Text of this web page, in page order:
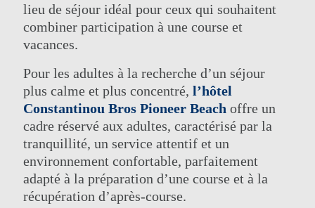
lieu de séjour idéal pour ceux qui souhaitent
combiner participation à une course et
vacances.
Pour les adultes à la recherche d’un séjour
plus calme et plus concentré, l’hôtel
Constantinou Bros Pioneer Beach offre un
cadre réservé aux adultes, caractérisé par la
tranquillité, un service attentif et un
environnement confortable, parfaitement
adapté à la préparation d’une course et à la
récupération d’après-course.